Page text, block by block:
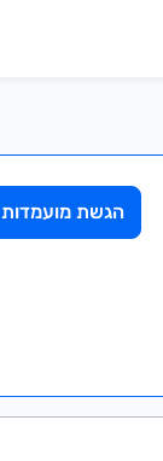
הגשת מועמדות